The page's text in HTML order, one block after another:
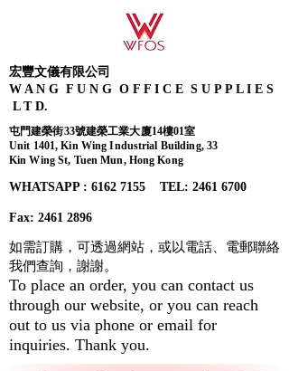
宏豐文儀有限公司
W A N G F U N G O F F I C E S U P P L I E S
L T D.
屯門建榮街33號建榮工業大廈14樓01室
Unit 1401, Kin Wing Industrial Building, 33
Kin Wing St, Tuen Mun, Hong Kong
WHATSAPP : 6162 7155​ TEL: 2461 6700
Fax: 2461 2896
如需訂購，可透過網站，或以電話、電郵聯絡
我們查詢， 謝謝。
To place an order, you can contact us
through our website, or you can reach
out to us via phone or email for
inquiries. Thank you.